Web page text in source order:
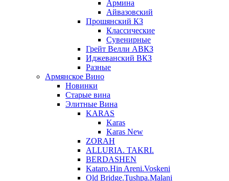
Армина
Айвазовский
Прошянский КЗ
Классические
Сувенирные
Грейт Велли АВКЗ
Иджеванский ВКЗ
Разные
Армянское Вино
Новинки
Старые вина
Элитные Вина
KARAS
Karas
Karas New
ZORAH
ALLURIA. TAKRI.
BERDASHEN
Kataro.Hin Areni.Voskeni
Old Bridge.Tushpa.Malani